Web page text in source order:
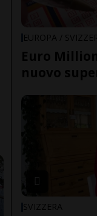
EUROPA /
Euro
nuovo
SVIZZERA